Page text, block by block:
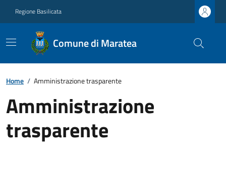
Regione Basilicata
Comune di Maratea
Home / Amministrazione trasparente
Amministrazione
trasparente